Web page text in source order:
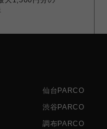
仙台PARCO
渋谷PARCO
調布PARCO